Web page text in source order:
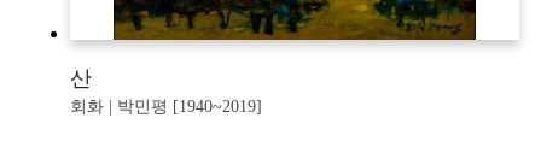
산
회화 | 박민평 [1940~2019]